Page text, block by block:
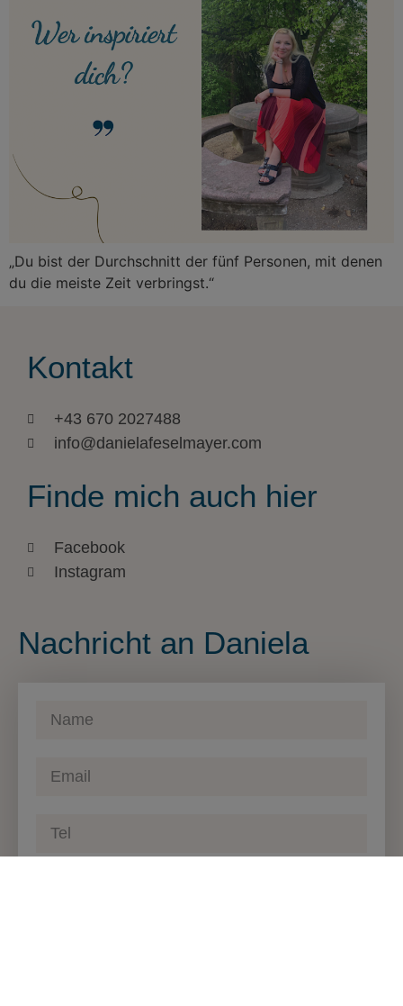
„Du bist der Durchschnitt der fünf Personen, mit denen
du die meiste Zeit verbringst.“
Kontakt
+43 670 2027488
info@danielafeselmayer.com
Finde mich auch hier
Facebook
Instagram
Nachricht an Daniela